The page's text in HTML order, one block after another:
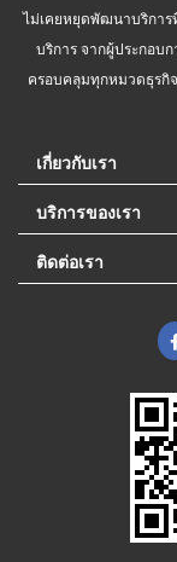
ไม่เคยหยุดพัฒนาบริการ
บริการ จากผู้ประกอบ
ครอบคลุมทุกหมวดธุรกิ
เกี่ยวกับเรา
บริการของเรา
ติดต่อเรา